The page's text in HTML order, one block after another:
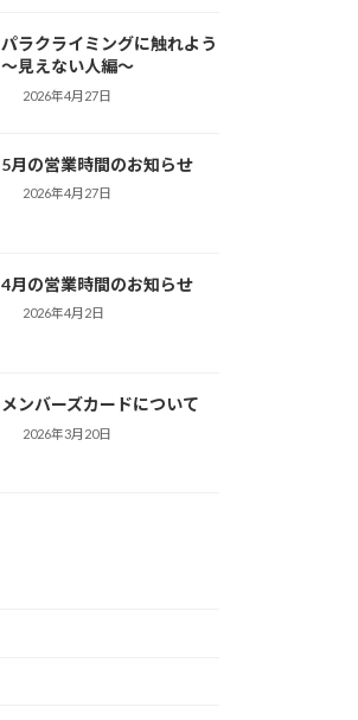
パラクライミングに触れよう
～見えない人編～
2026年4月27日
5月の営業時間のお知らせ
2026年4月27日
4月の営業時間のお知らせ
2026年4月2日
メンバーズカードについて
2026年3月20日